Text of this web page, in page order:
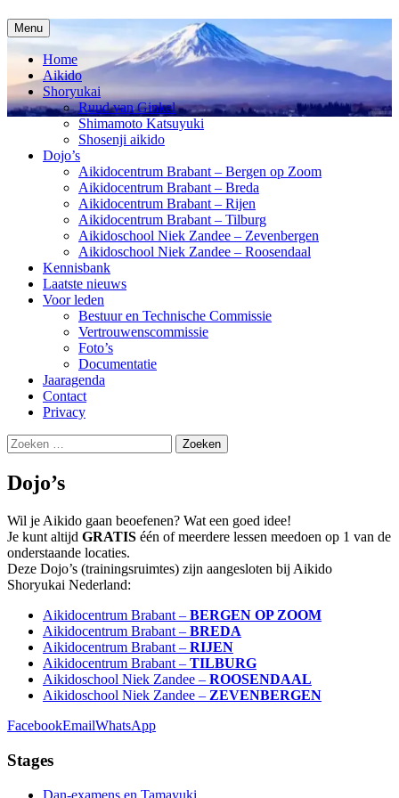
Menu Spring
naar
inhoud
Home
Aikido
Shoryukai
Ruud van Ginkel
Shimamoto Katsuyuki
Shosenji aikido
Dojo’s
Aikidocentrum Brabant – Bergen op Zoom
Aikidocentrum Brabant – Breda
Aikidocentrum Brabant – Rijen
Aikidocentrum Brabant – Tilburg
Aikidoschool Niek Zandee – Zevenbergen
Aikidoschool Niek Zandee – Roosendaal
Kennisbank
Laatste nieuws
Voor leden
Bestuur en Technische Commissie
Vertrouwenscommissie
Foto’s
Documentatie
Jaaragenda
Contact
Privacy
Zoeken
naar:
Dojo’s
Wil je Aikido gaan beoefenen? Wat een goed idee!
Je kunt altijd GRATIS één of meerdere lessen meedoen op 1 van de
onderstaande locaties.
Deze Dojo’s (trainingsruimtes) zijn aangesloten bij Aikido
Shoryukai Nederland:
Aikidocentrum Brabant – BERGEN OP ZOOM
Aikidocentrum Brabant – BREDA
Aikidocentrum Brabant – RIJEN
Aikidocentrum Brabant – TILBURG
Aikidoschool Niek Zandee – ROOSENDAAL
Aikidoschool Niek Zandee – ZEVENBERGEN
FacebookEmailWhatsApp
Stages
Dan-examens en Tamayuki